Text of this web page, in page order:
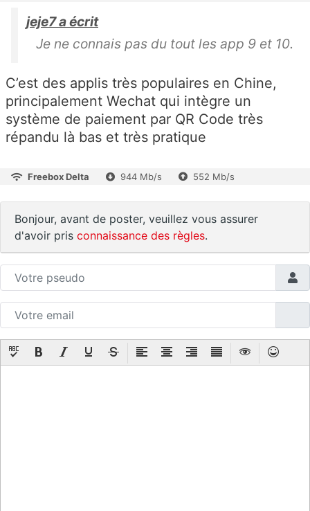
jeje7 a écrit
Je ne connais pas du tout les app 9 et 10.
C’est des applis très populaires en Chine,
principalement Wechat qui intègre un
système de paiement par QR Code très
répandu là bas et très pratique
Freebox Delta 944 Mb/s 552 Mb/s
Bonjour, avant de poster, veuillez vous assurer
d'avoir pris connaissance des règles.